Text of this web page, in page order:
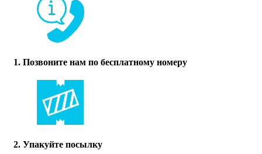
1. Позвоните нам по бесплатному номеру
2. Упакуйте посылку